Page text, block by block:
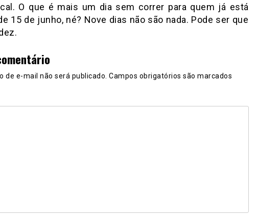
O que é mais um dia sem correr para quem já está
15 de junho, né? Nove dias não são nada. Pode ser que
de e-mail não será publicado. Campos obrigatórios são marcados